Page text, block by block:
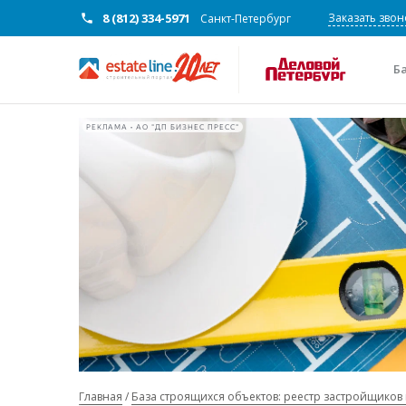
8 (812) 334-5971 Санкт-Петербург Заказать
РЕКЛАМА • АО "ДП БИЗНЕС ПРЕСС"
Главная База строящихся объектов: реестр застройщиков